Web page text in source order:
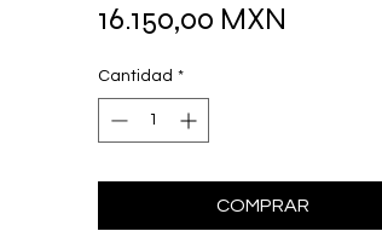
16.150,00 MXN
Cantidad *
COMPRAR